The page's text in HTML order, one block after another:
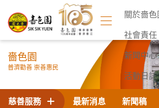
關於嗇色
社會責任
新聞中心
活動日誌
聯絡我們
嗇色園
普濟勸善 崇善惠民
最新消息 新聞稿
慈善服務